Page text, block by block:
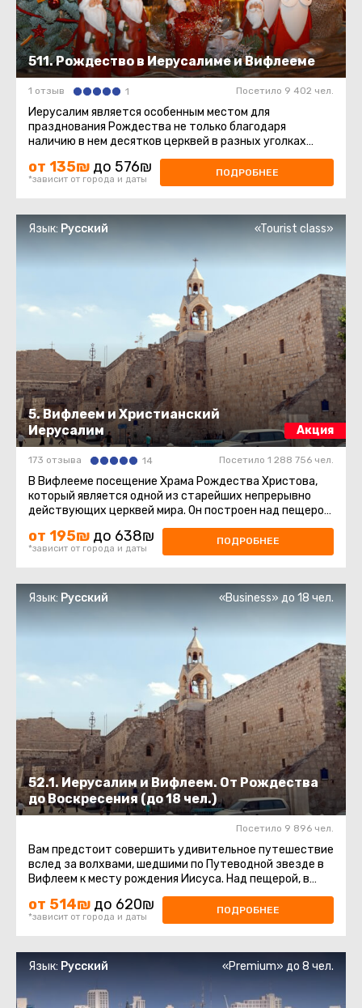
511. Рождество в Иерусалиме и Вифлееме
1 отзыв 1 Посетило 9 402 чел.
Иерусалим является особенным местом для
празднования Рождества не только благодаря
наличию в нем десятков церквей в разных уголках
Старого города и окрестностях ...
от 135₪ до 576₪
*зависит от города и даты
ПОДРОБНЕЕ
5. Вифлеем и Христианский
Иерусалим
Акция
Язык: Русский «Tourist class»
173 отзыва 14 Посетило 1 288 756 чел.
В Вифлееме посещение Храма Рождества Христова,
который является одной из старейших непрерывно
действующих церквей мира. Он построен над пещерой,
от 195₪ до 638₪
*зависит от города и даты
ПОДРОБНЕЕ
52.1. Иерусалим и Вифлеем. От Рождества
до Воскресения (до 18 чел.)
Язык: Русский «Business» до 18 чел.
Посетило 9 896 чел.
Вам предстоит совершить удивительное путешествие
вслед за волхвами, шедшими по Путеводной звезде в
Вифлеем к месту рождения Иисуса. Над пещерой, в
от 514₪ до 620₪
*зависит от города и даты
ПОДРОБНЕЕ
Язык: Русский «Premium» до 8 чел.